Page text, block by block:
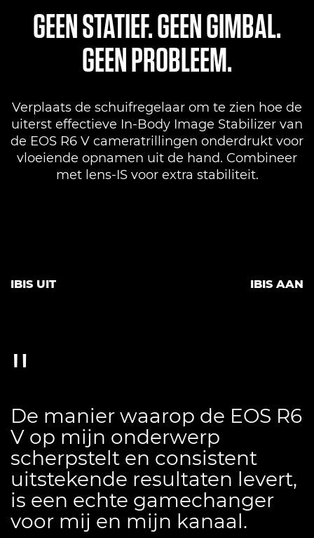
GEEN STATIEF. GEEN GIMBAL.
GEEN PROBLEEM.
Verplaats de schuifregelaar om te zien hoe de
uiterst effectieve In-Body Image Stabilizer van
de EOS R6 V cameratrillingen onderdrukt voor
vloeiende opnamen uit de hand. Combineer
met lens-IS voor extra stabiliteit.
IBIS UIT IBIS AAN
De manier waarop de EOS R6
V op mijn onderwerp
scherpstelt en consistent
uitstekende resultaten levert,
is een echte gamechanger
voor mij en mijn kanaal.